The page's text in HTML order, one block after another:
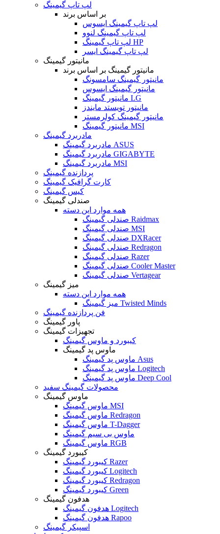
لپ تاپ گیمینگ
بر اساس برند
لپ تاپ گیمینگ ایسوس
لپ تاپ گیمینگ لنوو
لپ تاپ گیمینگ HP
لپ تاپ گیمینگ ایسر
مانیتور گیمینگ
مانیتور گیمینگ بر اساس برند
مانیتور گیمینگ سامسونگ
مانیتور گیمینگ ایسوس
مانیتور گیمینگ LG
مانیتور تویستد مایندز
مانیتور گیمینگ کولرمستر
مانیتور گیمینگ MSI
مادربرد گیمینگ
مادربرد گیمینگ ASUS
مادربرد گیمینگ GIGABYTE
مادربرد گیمینگ MSI
پردازنده گیمینگ
کارت گرافیک گیمینگ
کیس گیمینگ
صندلی گیمینگ
همه موارد این دسته
صندلی گیمینگ Raidmax
صندلی گیمینگ MSI
صندلی گیمینگ DXRacer
صندلی گیمینگ Redragon
صندلی گیمینگ Razer
صندلی گیمینگ Cooler Master
صندلی گیمینگ Vertagear
میز گیمینگ
همه موارد این دسته
میز گیمینگ Twisted Minds
فن پردازنده گیمینگ
پاور گیمینگ
تجهیزات گیمینگ
کیبورد و ماوس گیمینگ
ماوس پد گیمینگ
ماوس پد گیمینگ Asus
ماوس پد گیمینگ Logitech
ماوس پد گیمینگ Deep Cool
محصولات گیمینگ سفید
ماوس گیمینگ
ماوس گیمینگ MSI
ماوس گیمینگ Redragon
ماوس گیمینگ T-Dagger
ماوس بی سیم گیمینگ
ماوس گیمینگ RGB
کیبورد گیمینگ
کیبورد گیمینگ Razer
کیبورد گیمینگ Logitech
کیبورد گیمینگ Redragon
کیبورد گیمینگ Green
هدفون گیمینگ
هدفون گیمینگ Logitech
هدفون گیمینگ Rapoo
اسپیکر گیمینگ